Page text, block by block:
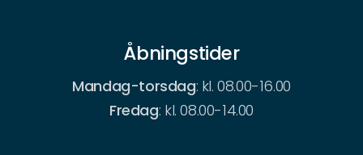
Åbningstider
Mandag-torsdag: kl. 08.00-16.00
Fredag: kl. 08.00-14.00